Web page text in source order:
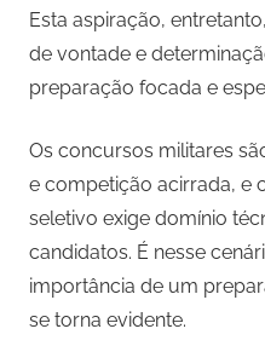
Esta aspiração,
de vontade e
preparação focada e
Os concursos militares
e competição acirrada, e
seletivo exige domínio
candidatos. É nesse
importância de um
se torna evidente.